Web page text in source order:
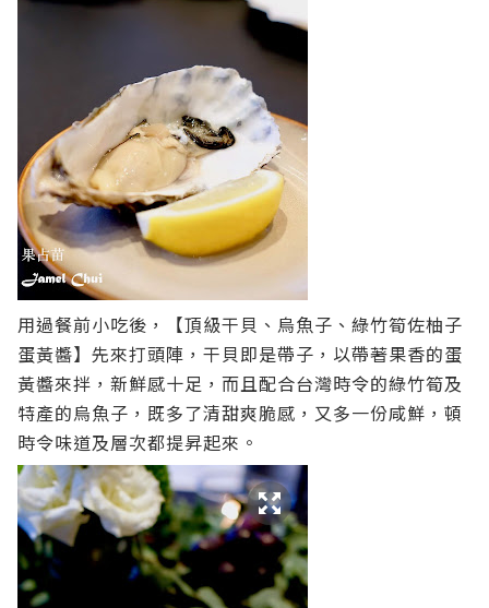
用過餐前小吃後，【頂級干貝、烏魚子、綠竹筍佐柚子
蛋黃醬】先來打頭陣，干貝即是帶子，以帶著果香的蛋
黃醬來拌，新鮮感十足，而且配合台灣時令的綠竹筍及
特產的烏魚子，既多了清甜爽脆感，又多一份咸鮮，頓
時令味道及層次都提昇起來。